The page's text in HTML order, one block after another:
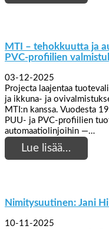
MTI – tehokkuutta ja
PVC-profiilien
03-12-2025
Projecta laajentaa
ja ikkuna- ja
MTI:n kanssa. Vuodesta
PUU- ja PVC-profiilien
automaatiolinjoihin —…
Lue lisää…
Nimitysuutinen: Jani
10-11-2025